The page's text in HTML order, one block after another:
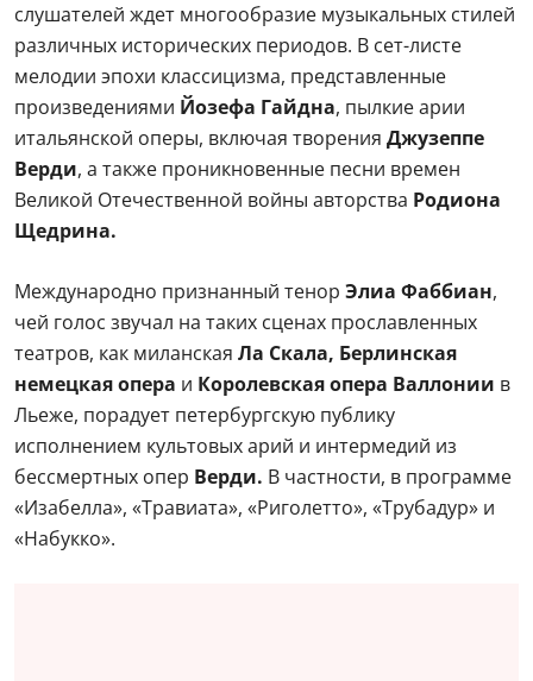
слушателей ждет многообразие музыкальных стилей
различных исторических периодов. В сет-листе
мелодии эпохи классицизма, представленные
произведениями Йозефа Гайдна, пылкие арии
итальянской оперы, включая творения Джузеппе
Верди, а также проникновенные песни времен
Великой Отечественной войны авторства Родиона
Щедрина.
Международно признанный тенор Элиа Фаббиан,
чей голос звучал на таких сценах прославленных
театров, как миланская Ла Скала, Берлинская
немецкая опера и Королевская опера Валлонии в
Льеже, порадует петербургскую публику
исполнением культовых арий и интермедий из
бессмертных опер Верди. В частности, в программе
«Изабелла», «Травиата», «Риголетто», «Трубадур» и
«Набукко».